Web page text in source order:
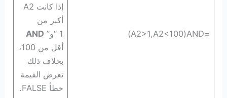
=AND‏(A2>1,A2<100)
إذا كانت A2
أكبر من
1 “و”
AND
أقل من 100،
بخلاف ذلك
تعرض القيمة
خطأ FALSE.